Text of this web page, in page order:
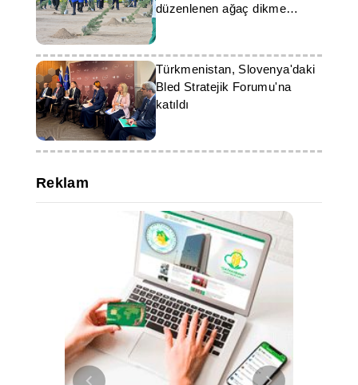
düzenlenen ağaç dikme
kampanyasına katıldı
Türkmenistan, Slovenya'daki
Bled Stratejik Forumu'na
katıldı
Reklam